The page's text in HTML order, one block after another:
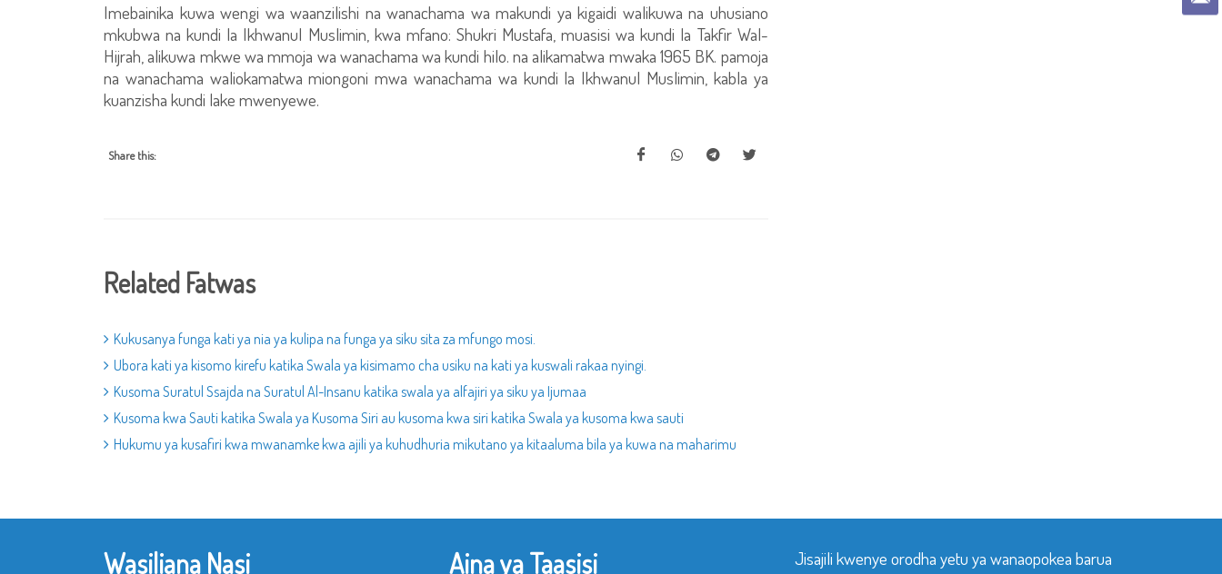
Imebainika kuwa wengi wa waanzilishi na wanachama wa makundi ya kigaidi walikuwa na uhusiano
mkubwa na kundi la Ikhwanul Muslimin, kwa mfano: Shukri Mustafa, muasisi wa kundi la Takfir Wal-
Hijrah, alikuwa mkwe wa mmoja wa wanachama wa kundi hilo. na alikamatwa mwaka 1965 BK. pamoja
na wanachama waliokamatwa miongoni mwa wanachama wa kundi la Ikhwanul Muslimin, kabla ya
kuanzisha kundi lake mwenyewe.
Share this:
Related Fatwas
Kukusanya funga kati ya nia ya kulipa na funga ya siku sita za mfungo mosi.
Ubora kati ya kisomo kirefu katika Swala ya kisimamo cha usiku na kati ya kuswali rakaa nyingi.
Kusoma Suratul Ssajda na Suratul Al-Insanu katika swala ya alfajiri ya siku ya Ijumaa
Kusoma kwa Sauti katika Swala ya Kusoma Siri au kusoma kwa siri katika Swala ya kusoma kwa sauti
Hukumu ya kusafiri kwa mwanamke kwa ajili ya kuhudhuria mikutano ya kitaaluma bila ya kuwa na maharimu
Wasiliana Nasi Aina ya Taasisi
Jisajili kwenye orodha yetu ya wanaopokea barua